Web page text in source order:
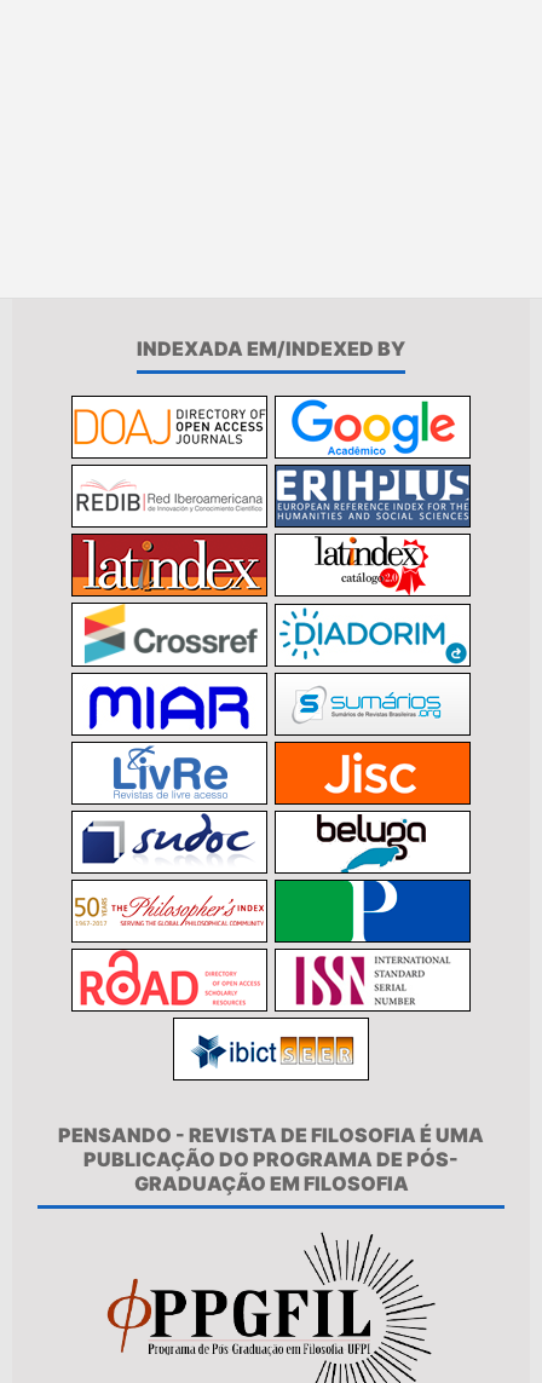
INDEXADA EM/INDEXED BY
PENSANDO - REVISTA DE FILOSOFIA É UMA
PUBLICAÇÃO DO PROGRAMA DE PÓS-
GRADUAÇÃO EM FILOSOFIA